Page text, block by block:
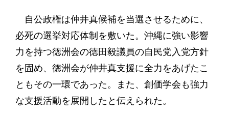
自公政権は仲井真候補を当選させるために、
必死の選挙対応体制を敷いた。沖縄に強い影響
力を持つ徳洲会の徳田毅議員の自民党入党方針
を固め、徳洲会が仲井真支援に全力をあげたこ
ともその一環であった。また、創価学会も強力
な支援活動を展開したと伝えられた。